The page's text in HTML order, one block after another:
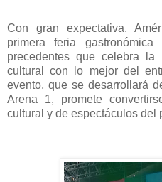
Con gran expectativa,
primera feria gastronómica
precedentes que celebra
cultural con lo mejor del
evento, que se desarrollará
Arena 1, promete
cultural y de espectáculos del